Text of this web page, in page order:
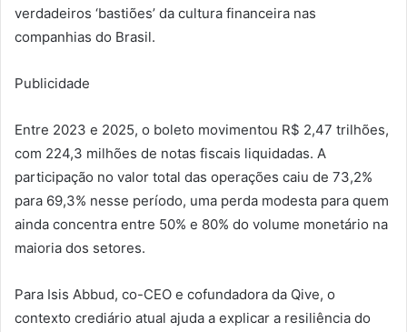
verdadeiros ‘bastiões’ da cultura financeira nas
companhias do Brasil.
Publicidade
Entre 2023 e 2025, o boleto movimentou R$ 2,47 trilhões,
com 224,3 milhões de notas fiscais liquidadas. A
participação no valor total das operações caiu de 73,2%
para 69,3% nesse período, uma perda modesta para quem
ainda concentra entre 50% e 80% do volume monetário na
maioria dos setores.
Para Isis Abbud, co-CEO e cofundadora da Qive, o
contexto crediário atual ajuda a explicar a resiliência do